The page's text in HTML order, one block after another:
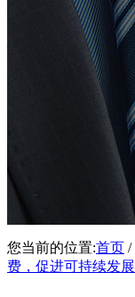
您当前的位置:首页 /
费，促进可持续发展